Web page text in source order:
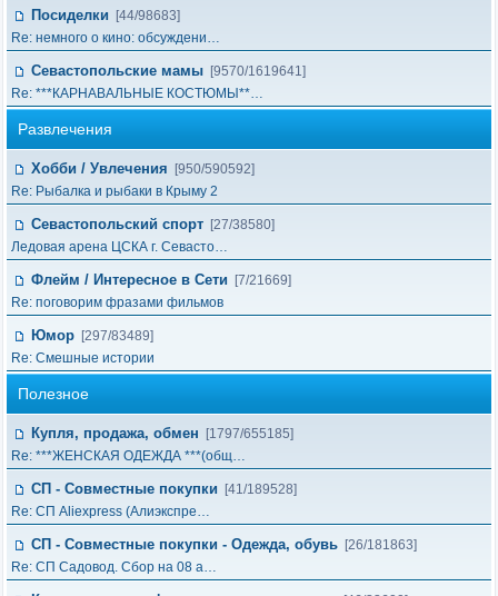
Посиделки
[44/98683]
Re: немного о кино: обсуждени…
Севастопольские мамы [9570/1619641]
Re: ***КАРНАВАЛЬНЫЕ КОСТЮМЫ**…
Развлечения
Хобби / Увлечения
[950/590592]
Re: Рыбалка и рыбаки в Крыму 2
Севастопольский спорт [27/38580]
Ледовая арена ЦСКА г. Севасто…
Флейм / Интересное в Cети
[7/21669]
Re: поговорим фразами фильмов
Юмор [297/83489]
Re: Смешные истории
Полезное
Купля, продажа, обмен
[1797/655185]
Re: ***ЖЕНСКАЯ ОДЕЖДА ***(общ…
СП - Совместные покупки
[41/189528]
Re: СП Aliexpress (Алиэкспре…
СП - Совместные покупки - Одежда, обувь [26/181863]
Re: СП Садовод. Сбор на 08 а…